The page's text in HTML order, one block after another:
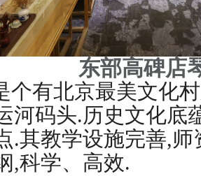
东部高碑店
有北京最美文化村
河码头.历史文化底
.其教学设施完善,
,科学、高效.